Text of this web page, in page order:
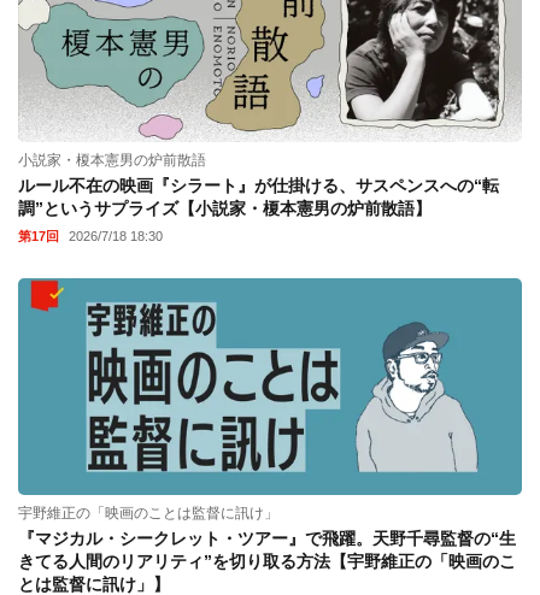
小説家・榎本憲男の炉前散語
ルール不在の映画『シラート』が仕掛ける、サスペンスへの“転
調”というサプライズ【小説家・榎本憲男の炉前散語】
第17回 2026/7/18 18:30
宇野維正の「映画のことは監督に訊け」
『マジカル・シークレット・ツアー』で飛躍。天野千尋監督の“生
きてる人間のリアリティ”を切り取る方法【宇野維正の「映画のこ
とは監督に訊け」】